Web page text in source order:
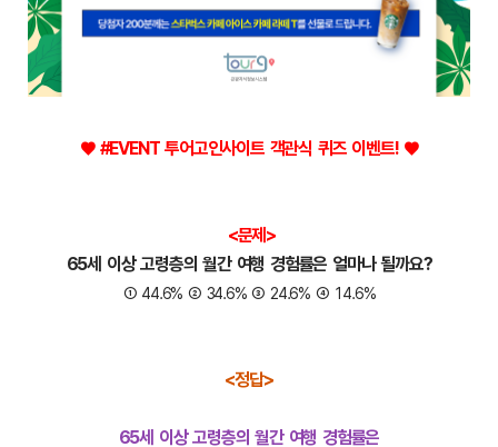
♥ #EVENT 투어고인사이트 객관식 퀴즈 이벤트! ♥
<문제>
65세 이상 고령층의 월간 여행 경험률은 얼마나 될까요?
① 44.6% ② 34.6% ③ 24.6% ④ 14.6%
<정답>
65세 이상 고령층의 월간 여행 경험률은